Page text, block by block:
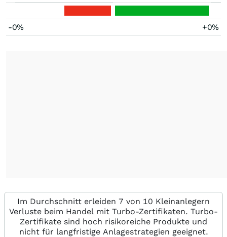
-0% +0%
Im Durchschnitt erleiden 7 von 10 Kleinanlegern
Verluste beim Handel mit Turbo-Zertifikaten. Turbo-
Zertifikate sind hoch risikoreiche Produkte und
nicht für langfristige Anlagestrategien geeignet.